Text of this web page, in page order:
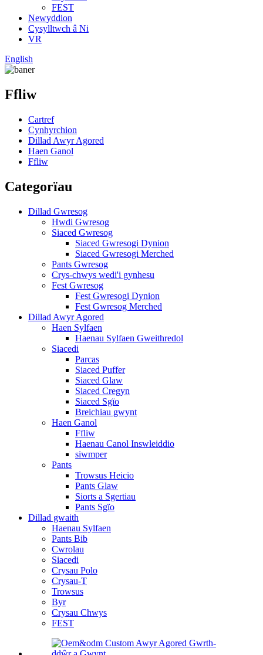
FEST
Newyddion
Cysylltwch â Ni
VR
English
Ffliw
Cartref
Cynhyrchion
Dillad Awyr Agored
Haen Ganol
Ffliw
Categorïau
Dillad Gwresog
Hwdi Gwresog
Siaced Gwresog
Siaced Gwresogi Dynion
Siaced Gwresogi Merched
Pants Gwresog
Crys-chwys wedi'i gynhesu
Fest Gwresog
Fest Gwresogi Dynion
Fest Gwresog Merched
Dillad Awyr Agored
Haen Sylfaen
Haenau Sylfaen Gweithredol
Siacedi
Parcas
Siaced Puffer
Siaced Glaw
Siaced Cregyn
Siaced Sgïo
Breichiau gwynt
Haen Ganol
Ffliw
Haenau Canol Inswleiddio
siwmper
Pants
Trowsus Heicio
Pants Glaw
Siorts a Sgertiau
Pants Sgïo
Dillad gwaith
Haenau Sylfaen
Pants Bib
Cwrolau
Siacedi
Crysau Polo
Crysau-T
Trowsus
Byr
Crysau Chwys
FEST